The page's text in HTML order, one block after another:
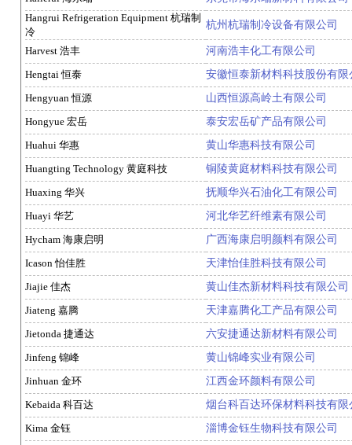
Hangrui Refrigeration Equipment 杭瑞制
冷
杭州杭瑞制冷设备有限公司
Harvest 浩丰
河南浩丰化工有限公司
Hengtai 恒泰
安徽恒泰新材料科技股份有限
Hengyuan 恒源
山西恒源高岭土有限公司
Hongyue 宏岳
泰安宏岳矿产品有限公司
Huahui 华惠
黄山华惠科技有限公司
Huangting Technology 黄庭科技
铜陵黄庭材料科技有限公司
Huaxing 华兴
抚顺华兴石油化工有限公司
Huayi 华艺
河北华艺纤维素有限公司
Hycham 海康启明
广西海康启明颜料有限公司
Icason 怡佳胜
天津怡佳胜科技有限公司
Jiajie 佳杰
黄山佳杰新材料科技有限公司
Jiateng 嘉腾
天津嘉腾化工产品有限公司
Jietonda 捷通达
六安捷通达新材料有限公司
Jinfeng 锦峰
黄山锦峰实业有限公司
Jinhuan 金环
江西金环颜料有限公司
Kebaida 科百达
烟台科百达环保材料科技有限
Kima 金钰
淄博金钰生物科技有限公司